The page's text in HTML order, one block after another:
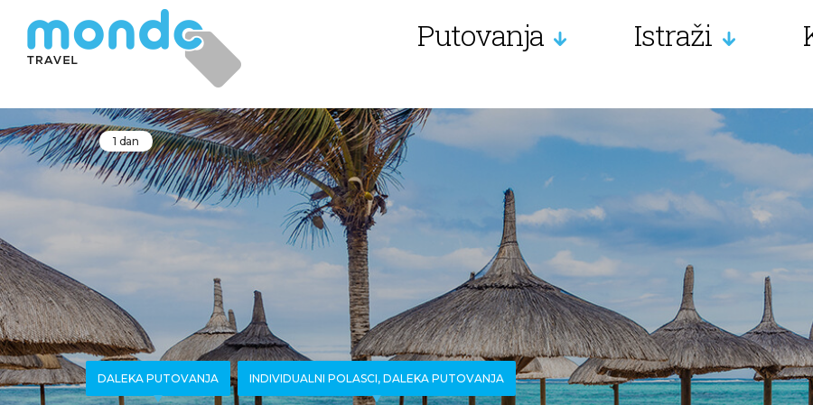
Putovanja Istraži
1 dan
DALEKA PUTOVANJA INDIVIDUALNI POLASCI, DALEKA PUTOVANJA